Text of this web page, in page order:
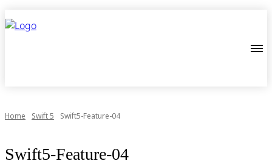
Home Swift 5 Swift5-Feature-04
Swift5-Feature-04